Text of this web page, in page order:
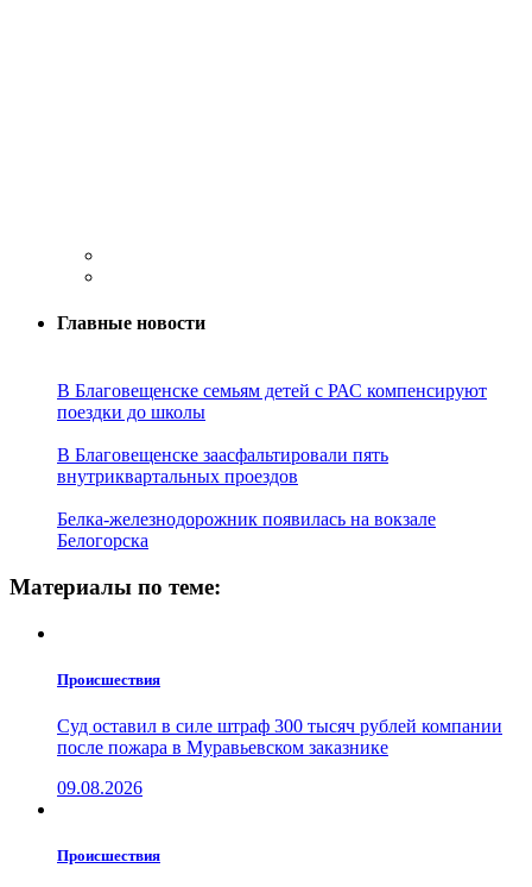
Главные новости
В Благовещенске семьям детей с РАС компенсируют
поездки до школы
В Благовещенске заасфальтировали пять
внутриквартальных проездов
Белка-железнодорожник появилась на вокзале
Белогорска
Материалы по теме:
Проиcшествия
Суд оставил в силе штраф 300 тысяч рублей компании
после пожара в Муравьевском заказнике
09.08.2026
Проиcшествия